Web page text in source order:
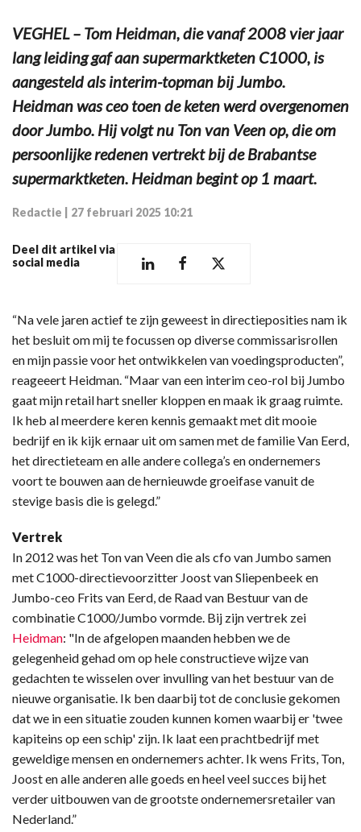
VEGHEL – Tom Heidman, die vanaf 2008 vier jaar
lang leiding gaf aan supermarktketen C1000, is
aangesteld als interim-topman bij Jumbo.
Heidman was ceo toen de keten werd overgenomen
door Jumbo. Hij volgt nu Ton van Veen op, die om
persoonlijke redenen vertrekt bij de Brabantse
supermarktketen. Heidman begint op 1 maart.
Redactie 27 februari 2025 10:21
Deel dit artikel via
social media
“Na vele jaren actief te zijn geweest in directieposities nam ik
het besluit om mij te focussen op diverse commissarisrollen
en mijn passie voor het ontwikkelen van voedingsproducten”,
reageeert Heidman. “Maar van een interim ceo-rol bij Jumbo
gaat mijn retail hart sneller kloppen en maak ik graag ruimte.
Ik heb al meerdere keren kennis gemaakt met dit mooie
bedrijf en ik kijk ernaar uit om samen met de familie Van Eerd,
het directieteam en alle andere collega’s en ondernemers
voort te bouwen aan de hernieuwde groeifase vanuit de
stevige basis die is gelegd.”
Vertrek
In 2012 was het Ton van Veen die als cfo van Jumbo samen
met C1000-directievoorzitter Joost van Sliepenbeek en
Jumbo-ceo Frits van Eerd, de Raad van Bestuur van de
combinatie C1000/Jumbo vormde. Bij zijn vertrek zei
Heidman: "In de afgelopen maanden hebben we de
gelegenheid gehad om op hele constructieve wijze van
gedachten te wisselen over invulling van het bestuur van de
nieuwe organisatie. Ik ben daarbij tot de conclusie gekomen
dat we in een situatie zouden kunnen komen waarbij er 'twee
kapiteins op een schip' zijn. Ik laat een prachtbedrijf met
geweldige mensen en ondernemers achter. Ik wens Frits, Ton,
Joost en alle anderen alle goeds en heel veel succes bij het
verder uitbouwen van de grootste ondernemersretailer van
Nederland.”